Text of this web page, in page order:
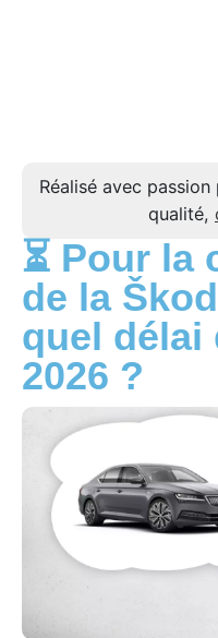
Réalisé avec
qualité,
⏳ Pour la
de la
quel délai
2026 ?